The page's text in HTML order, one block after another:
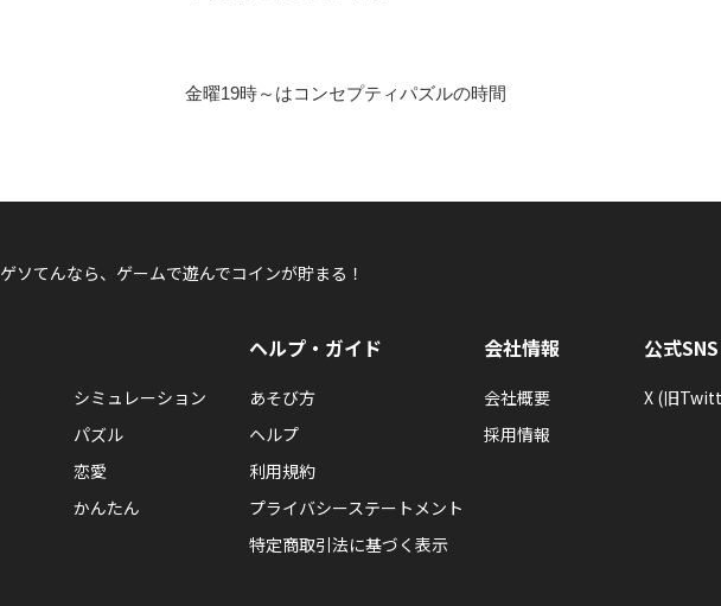
金曜19時～はコンセプティパズルの時間
ゲソてんなら、ゲームで遊んでコインが貯まる！
シミュレーション
パズル
恋愛
かんたん
ヘルプ・ガイド
あそび方
ヘルプ
利用規約
プライバシーステートメント
特定商取引法に基づく表示
会社情報
会社概要
採用情報
公式SNS
X (旧